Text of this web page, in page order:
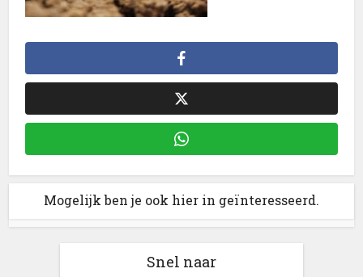
Mogelijk ben je ook hier in geïnteresseerd.
Snel naar